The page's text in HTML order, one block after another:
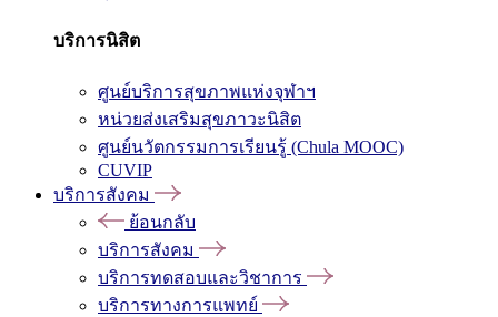
บริการนิสิต
ศูนย์บริการสุขภาพแห่งจุฬาฯ
หน่วยส่งเสริมสุขภาวะนิสิต
ศูนย์นวัตกรรมการเรียนรู้ (Chula MOOC)
CUVIP
บริการสังคม
ย้อนกลับ
บริการสังคม
บริการทดสอบและวิชาการ
บริการทางการแพทย์